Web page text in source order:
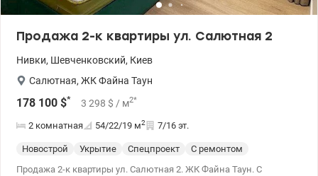
Продажа 2-к квартиры ул. Салютная 2
Нивки, Шевченковский, Киев
Салютная, ЖК Файна Таун
178 100 $* 3 298 $ / м2*
2 комнатная 54/22/19 м2 7/16 эт.
Новострой Укрытие Спецпроект
С ремонтом
Продажа 2-к квартиры ул. Салютная 2. ЖК Файна Таун. С